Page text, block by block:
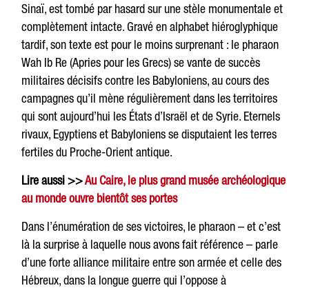
Sinaï, est tombé par hasard sur une stèle monumentale et
complètement intacte. Gravé en alphabet hiéroglyphique
tardif, son texte est pour le moins surprenant : le pharaon
Wah Ib Re (Apries pour les Grecs) se vante de succès
militaires décisifs contre les Babyloniens, au cours des
campagnes qu’il mène régulièrement dans les territoires
qui sont aujourd’hui les États d’Israël et de Syrie. Eternels
rivaux, Egyptiens et Babyloniens se disputaient les terres
fertiles du Proche-Orient antique.
Lire aussi >>Au Caire, le plus grand musée archéologique
au monde ouvre bientôt ses portes
Dans l’énumération de ses victoires, le pharaon – et c’est
là la surprise à laquelle nous avons fait référence – parle
d’une forte alliance militaire entre son armée et celle des
Hébreux, dans la longue guerre qui l’oppose à